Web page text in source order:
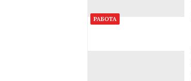
РАБОТА